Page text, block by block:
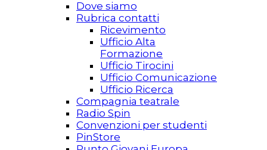
Dove siamo
Rubrica contatti
Ricevimento
Ufficio Alta
Formazione
Ufficio Tirocini
Ufficio Comunicazione
Ufficio Ricerca
Compagnia teatrale
Radio Spin
Convenzioni per studenti
PinStore